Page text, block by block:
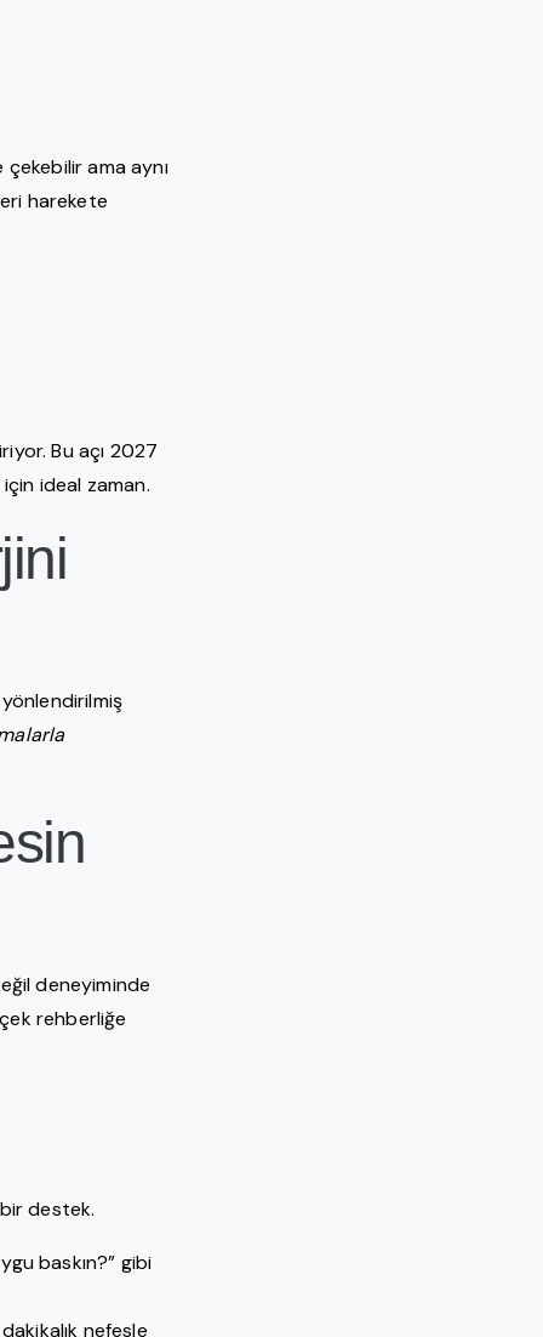
ama aynı
harekete
Bu açı 2027
ideal zaman.
deneyiminde
rehberliğe
destek.
baskın?” gibi
nefesle